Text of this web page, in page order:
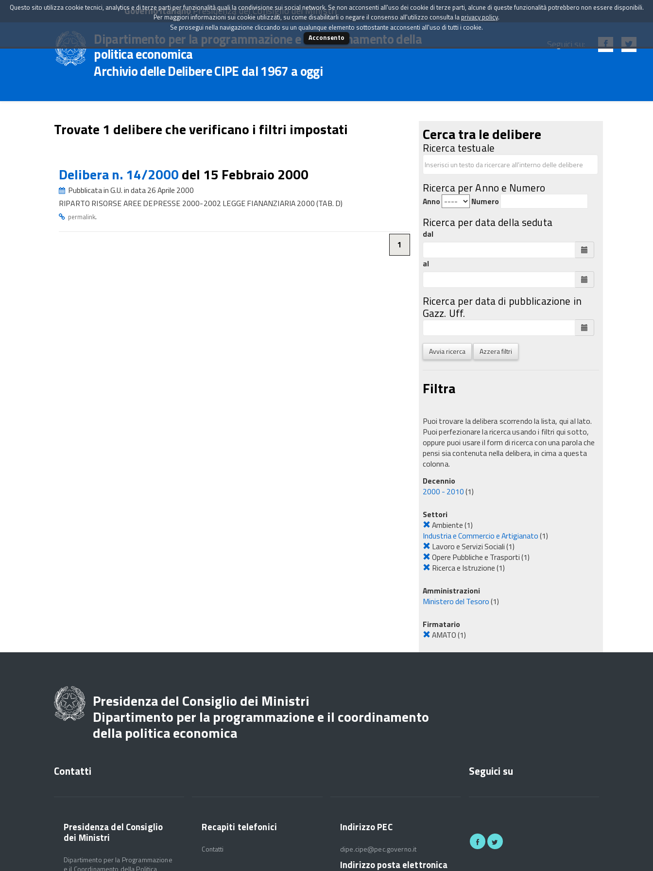
Governo ItalianoPresidenza del Consiglio dei Ministri
Dipartimento per la programmazione e il coordinamento della
politica economica
Archivio delle Delibere CIPE dal 1967 a oggi
Seguici su:
Trovate 1 delibere che verificano i filtri impostati
Delibera n. 14/2000del 15 Febbraio 2000
Pubblicata in G.U. in data 26 Aprile 2000
RIPARTO RISORSE AREE DEPRESSE 2000-2002 LEGGE FIANANZIARIA 2000 (TAB. D)
permalink.
1
Cerca tra le delibere
Ricerca testuale
Ricerca per Anno e Numero
Anno Numero
Ricerca per data della seduta
dal
al
Ricerca per data di pubblicazione in
Gazz. Uff.
Avvia ricerca Azzera filtri
Filtra
Puoi trovare la delibera scorrendo la lista, qui al lato.
Puoi perfezionare la ricerca usando i filtri qui sotto,
oppure puoi usare il form di ricerca con una parola che
pensi sia contenuta nella delibera, in cima a questa
colonna.
Decennio
2000 - 2010(1)
Settori
Ambiente(1)
Industria e Commercio e Artigianato(1)
Lavoro e Servizi Sociali(1)
Opere Pubbliche e Trasporti(1)
Ricerca e Istruzione(1)
Amministrazioni
Ministero del Tesoro(1)
Firmatario
AMATO(1)
Questo sito utilizza cookie tecnici, analytics e di terze parti per funzionalità quali la condivisione sui social network. Se non acconsenti all'uso dei cookie di terze parti, alcune di queste funzionalità potrebbero non essere disponibili.
Per maggiori informazioni sui cookie utilizzati, su come disabilitarli o negare il consenso all'utilizzo consulta la privacy policy.
Se prosegui nella navigazione cliccando su un qualunque elemento sottostante acconsenti all'uso di tutti i cookie.
Acconsento
Presidenza del Consiglio dei Ministri
Dipartimento per la programmazione e il coordinamento
della politica economica
Contatti
Presidenza del Consiglio
dei Ministri
Dipartimento per la Programmazione
e il Coordinamento della Politica
Recapiti telefonici
Contatti
Indirizzo PEC
dipe.cipe@pec.governo.it
Indirizzo posta elettronica
Seguici su